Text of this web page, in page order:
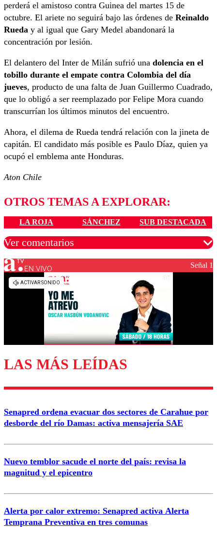
perderá el amistoso contra Guinea del martes 15 de
octubre. El ariete no seguirá bajo las órdenes de Reinaldo
Rueda y al igual que Gary Medel abandonará la
concentración por lesión.
El delantero del Inter de Milán sufrió una dolencia en el
tobillo durante el empate contra Colombia del día
jueves, producto de una falta de Juan Guillermo Cuadrado,
que lo obligó a ser reemplazado por Felipe Mora cuando
transcurrían los últimos minutos del encuentro.
Ahora, el dilema de Rueda tendrá relación con la jineta de
capitán. El candidato más posible es Paulo Díaz, quien ya
ocupó el emblema ante Honduras.
Aton Chile
OTROS TEMAS A EXPLORAR:
LA ROJA SÁNCHEZ SUB DESTACADA
Ver comentarios
Los comentarios son moderados para garantizar un
diálogo respetuoso.
Enviar comentario
EN VIVO Señal 1
LAS MÁS LEÍDAS
Senapred ordena evacuar dos sectores de Carahue por
desborde del río Damas: activa mensajería SAE
Nuevo temblor sacude el norte del país: revisa la
magnitud y el epicentro
Alerta por calor extremo: Senapred activa Alerta
Temprana Preventiva en tres comunas